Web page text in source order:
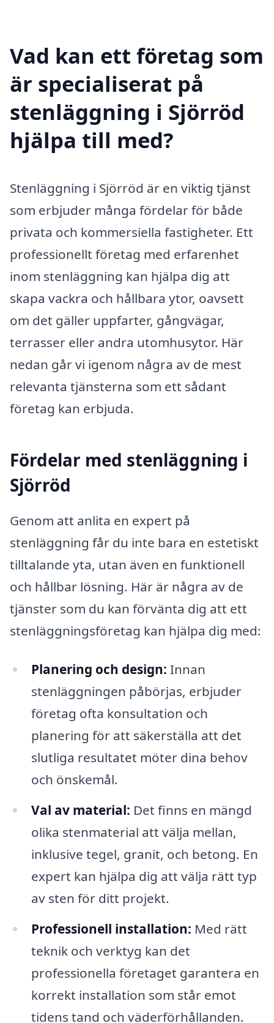
Vad kan ett företag som
är specialiserat på
stenläggning i Sjörröd
hjälpa till med?
Stenläggning i Sjörröd är en viktig tjänst
som erbjuder många fördelar för både
privata och kommersiella fastigheter. Ett
professionellt företag med erfarenhet
inom stenläggning kan hjälpa dig att
skapa vackra och hållbara ytor, oavsett
om det gäller uppfarter, gångvägar,
terrasser eller andra utomhusytor. Här
nedan går vi igenom några av de mest
relevanta tjänsterna som ett sådant
företag kan erbjuda.
Fördelar med stenläggning i
Sjörröd
Genom att anlita en expert på
stenläggning får du inte bara en estetiskt
tilltalande yta, utan även en funktionell
och hållbar lösning. Här är några av de
tjänster som du kan förvänta dig att ett
stenläggningsföretag kan hjälpa dig med:
Planering och design: Innan
stenläggningen påbörjas, erbjuder
företag ofta konsultation och
planering för att säkerställa att det
slutliga resultatet möter dina behov
och önskemål.
Val av material: Det finns en mängd
olika stenmaterial att välja mellan,
inklusive tegel, granit, och betong. En
expert kan hjälpa dig att välja rätt typ
av sten för ditt projekt.
Professionell installation: Med rätt
teknik och verktyg kan det
professionella företaget garantera en
korrekt installation som står emot
tidens tand och väderförhållanden.